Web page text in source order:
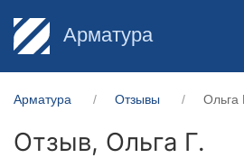
Арматура
Арматура Отзывы Ольга
Отзыв, Ольга Г.